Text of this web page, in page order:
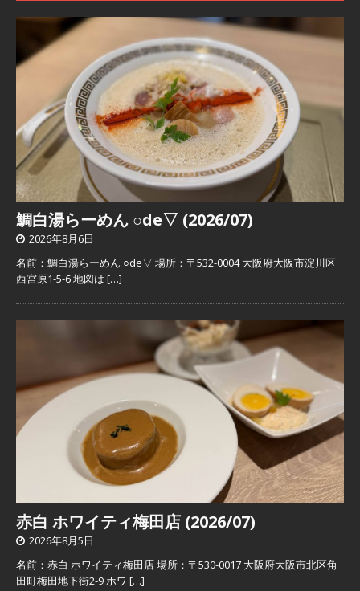
鯛白湯らーめん ○de▽ (2026/07)
2026年8月6日
名前：鯛白湯らーめん ○de▽ 場所：〒532-0004 大阪府大阪市淀川区
西宮原1-5-6 地図は […]
赤白 ホワイティ梅田店 (2026/07)
2026年8月5日
名前：赤白 ホワイティ梅田店 場所：〒530-0017 大阪府大阪市北区角
田町梅田地下街2-9 ホワ […]